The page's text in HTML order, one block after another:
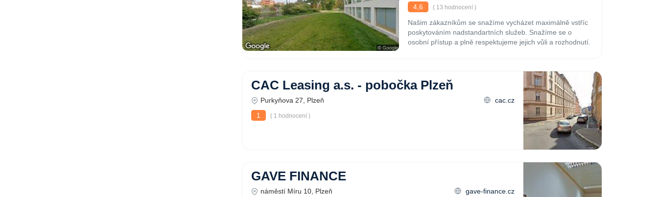
4,6
( 13 hodnocení )
Našim zákazníkům se snažíme vycházet maximálně vstříc
poskytováním nadstandartních služeb. Snažíme se o
osobní přístup a plně respektujeme jejich vůli a rozhodnutí.
CAC Leasing a.s. - pobočka Plzeň
Purkyňova 27, Plzeň
cac.cz
1
( 1 hodnocení )
GAVE FINANCE
náměstí Míru 10, Plzeň
gave-finance.cz